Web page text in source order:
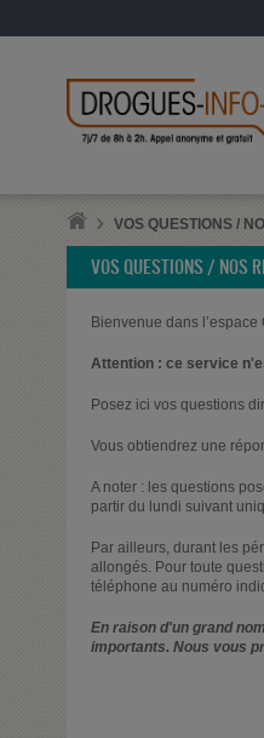
VOS QUESTIONS /
VOS QUESTIONS / NOS
Bienvenue dans
Attention : ce service
Posez ici vos questions
Vous obtiendrez une
A noter : les questions
partir du lundi suivant
Par ailleurs, durant les
allongés. Pour toute
téléphone au numéro
En raison d'un grand
importants. Nous vous